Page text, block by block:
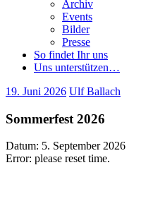
Archiv
Events
Bilder
Presse
So findet Ihr uns
Uns unterstützen…
19. Juni 2026 Ulf Ballach
Sommerfest 2026
Datum: 5. September 2026
Error: please reset time.